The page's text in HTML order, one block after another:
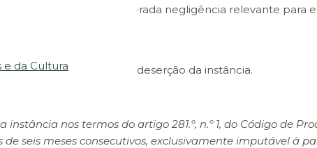
e da Cultura
da A. seja considerada negligência relevante para
legais para a deserção da instância.
jurisprudência
nos termos do artigo 281.º, n.º 1, do Código de
seis meses consecutivos, exclusivamente imputável à